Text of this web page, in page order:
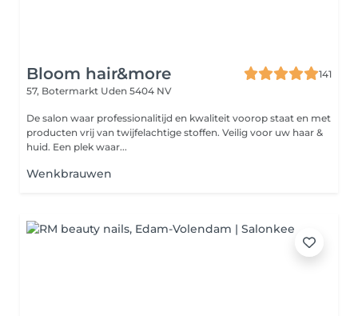
Bloom hair&more
141
57, Botermarkt Uden 5404 NV
De salon waar professionalitijd en kwaliteit voorop staat en met
producten vrij van twijfelachtige stoffen. Veilig voor uw haar &
huid. Een plek waar...
Wenkbrauwen